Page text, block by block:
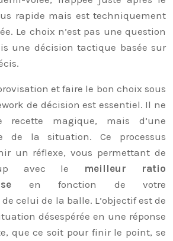
rapide mais est techniquement
Le choix n’est pas une question
une décision tactique basée sur
et faire le bon choix sous
de décision est essentiel. Il ne
recette magique, mais d’une
de la situation. Ce processus
un réflexe, vous permettant de
avec le meilleur ratio
en fonction de votre
celui de la balle. L’objectif est de
désespérée en une réponse
que ce soit pour finir le point, se